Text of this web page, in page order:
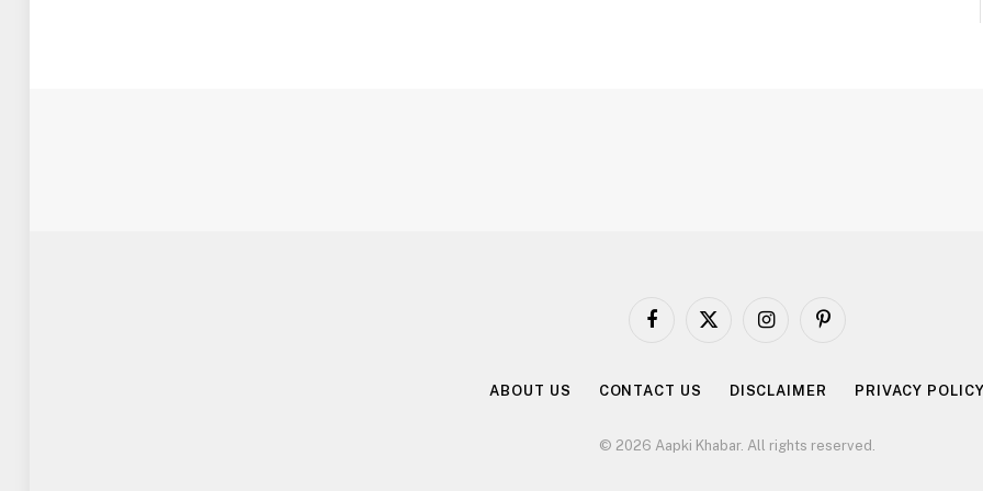
Facebook
X
InstagramPinterest
ABOUT US CONTACT US DISCLAIMER PRIVACY
© 2026 Aapki Khabar. All rights reserved.